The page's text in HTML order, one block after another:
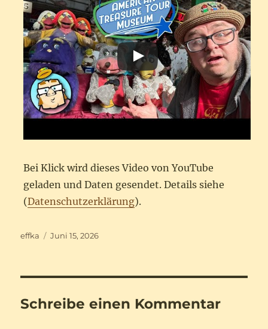
Bei Klick wird dieses Video von YouTube
geladen und Daten gesendet. Details siehe
(Datenschutzerklärung).
Autor
effka
Veröffentlicht
Juni 15, 2026
Schreibe einen Kommentar